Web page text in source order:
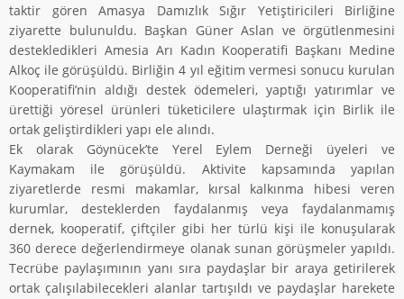
taktir gören Amasya Damızlık Sığır Yetiştiricileri Birliğine
ziyarette bulunuldu. Başkan Güner Aslan ve örgütlenmesini
destekledikleri Amesia Arı Kadın Kooperatifi Başkanı Medine
Alkoç ile görüşüldü. Birliğin 4 yıl eğitim vermesi sonucu kurulan
Kooperatifi’nin aldığı destek ödemeleri, yaptığı yatırımlar ve
ürettiği yöresel ürünleri tüketicilere ulaştırmak için Birlik ile
ortak geliştirdikleri yapı ele alındı.
Ek olarak Göynücek’te Yerel Eylem Derneği üyeleri ve
Kaymakam ile görüşüldü. Aktivite kapsamında yapılan
ziyaretlerde resmi makamlar, kırsal kalkınma hibesi veren
kurumlar, desteklerden faydalanmış veya faydalanmamış
dernek, kooperatif, çiftçiler gibi her türlü kişi ile konuşularak
360 derece değerlendirmeye olanak sunan görüşmeler yapıldı.
Tecrübe paylaşımının yanı sıra paydaşlar bir araya getirilerek
ortak çalışılabilecekleri alanlar tartışıldı ve paydaşlar harekete